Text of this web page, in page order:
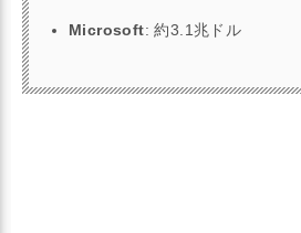
Microsoft: 約3.1兆ドル